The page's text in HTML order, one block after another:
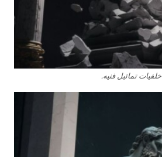
خلفيات تماثيل فنيه.